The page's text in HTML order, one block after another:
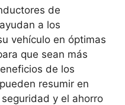
de
a los
vehículo en óptimas
que sean más
de los
resumir en
y el ahorro